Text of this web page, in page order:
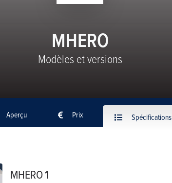
MHERO
Modèles et versions
Aperçu Prix Spécifications
MHERO1